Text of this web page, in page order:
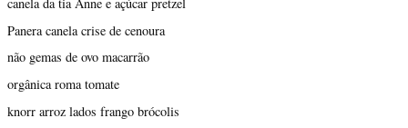
Panera canela crise de cenoura
não gemas de ovo macarrão
orgânica roma tomate
knorr arroz lados frango brócolis